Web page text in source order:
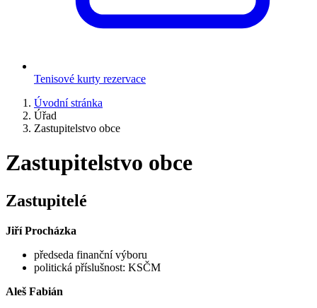
Tenisové kurty rezervace
Úvodní stránka
Úřad
Zastupitelstvo obce
Zastupitelstvo obce
Zastupitelé
Jiří Procházka
předseda finanční výboru
politická příslušnost: KSČM
Aleš Fabián